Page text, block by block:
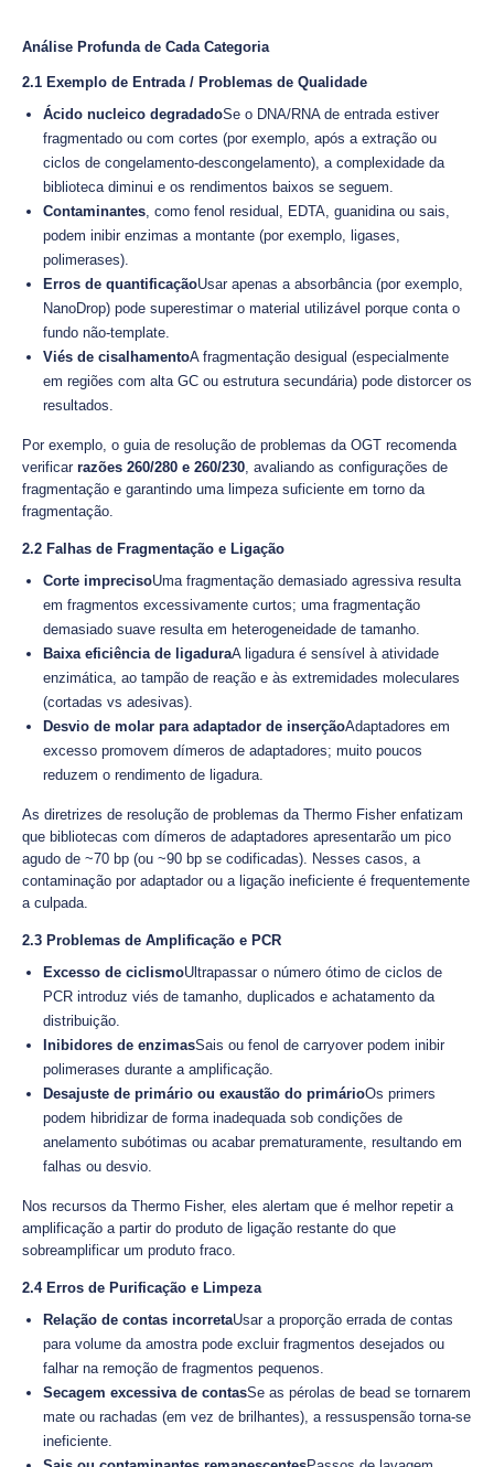
Análise Profunda de Cada Categoria
2.1 Exemplo de Entrada / Problemas de Qualidade
Ácido nucleico degradadoSe o DNA/RNA de entrada estiver
fragmentado ou com cortes (por exemplo, após a extração ou
ciclos de congelamento-descongelamento), a complexidade da
biblioteca diminui e os rendimentos baixos se seguem.
Contaminantes, como fenol residual, EDTA, guanidina ou sais,
podem inibir enzimas a montante (por exemplo, ligases,
polimerases).
Erros de quantificaçãoUsar apenas a absorbância (por exemplo,
NanoDrop) pode superestimar o material utilizável porque conta o
fundo não-template.
Viés de cisalhamentoA fragmentação desigual (especialmente
em regiões com alta GC ou estrutura secundária) pode distorcer os
resultados.
Por exemplo, o guia de resolução de problemas da OGT recomenda
verificar razões 260/280 e 260/230, avaliando as configurações de
fragmentação e garantindo uma limpeza suficiente em torno da
fragmentação.
2.2 Falhas de Fragmentação e Ligação
Corte imprecisoUma fragmentação demasiado agressiva resulta
em fragmentos excessivamente curtos; uma fragmentação
demasiado suave resulta em heterogeneidade de tamanho.
Baixa eficiência de ligaduraA ligadura é sensível à atividade
enzimática, ao tampão de reação e às extremidades moleculares
(cortadas vs adesivas).
Desvio de molar para adaptador de inserçãoAdaptadores em
excesso promovem dímeros de adaptadores; muito poucos
reduzem o rendimento de ligadura.
As diretrizes de resolução de problemas da Thermo Fisher enfatizam
que bibliotecas com dímeros de adaptadores apresentarão um pico
agudo de ~70 bp (ou ~90 bp se codificadas). Nesses casos, a
contaminação por adaptador ou a ligação ineficiente é frequentemente
a culpada.
2.3 Problemas de Amplificação e PCR
Excesso de ciclismoUltrapassar o número ótimo de ciclos de
PCR introduz viés de tamanho, duplicados e achatamento da
distribuição.
Inibidores de enzimasSais ou fenol de carryover podem inibir
polimerases durante a amplificação.
Desajuste de primário ou exaustão do primárioOs primers
podem hibridizar de forma inadequada sob condições de
anelamento subótimas ou acabar prematuramente, resultando em
falhas ou desvio.
Nos recursos da Thermo Fisher, eles alertam que é melhor repetir a
amplificação a partir do produto de ligação restante do que
sobreamplificar um produto fraco.
2.4 Erros de Purificação e Limpeza
Relação de contas incorretaUsar a proporção errada de contas
para volume da amostra pode excluir fragmentos desejados ou
falhar na remoção de fragmentos pequenos.
Secagem excessiva de contasSe as pérolas de bead se tornarem
mate ou rachadas (em vez de brilhantes), a ressuspensão torna-se
ineficiente.